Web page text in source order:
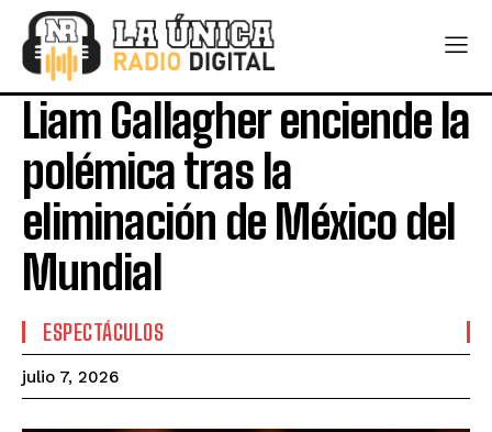
Liam Gallagher enciende la
polémica tras la
eliminación de México del
Mundial
ESPECTÁCULOS
julio 7, 2026